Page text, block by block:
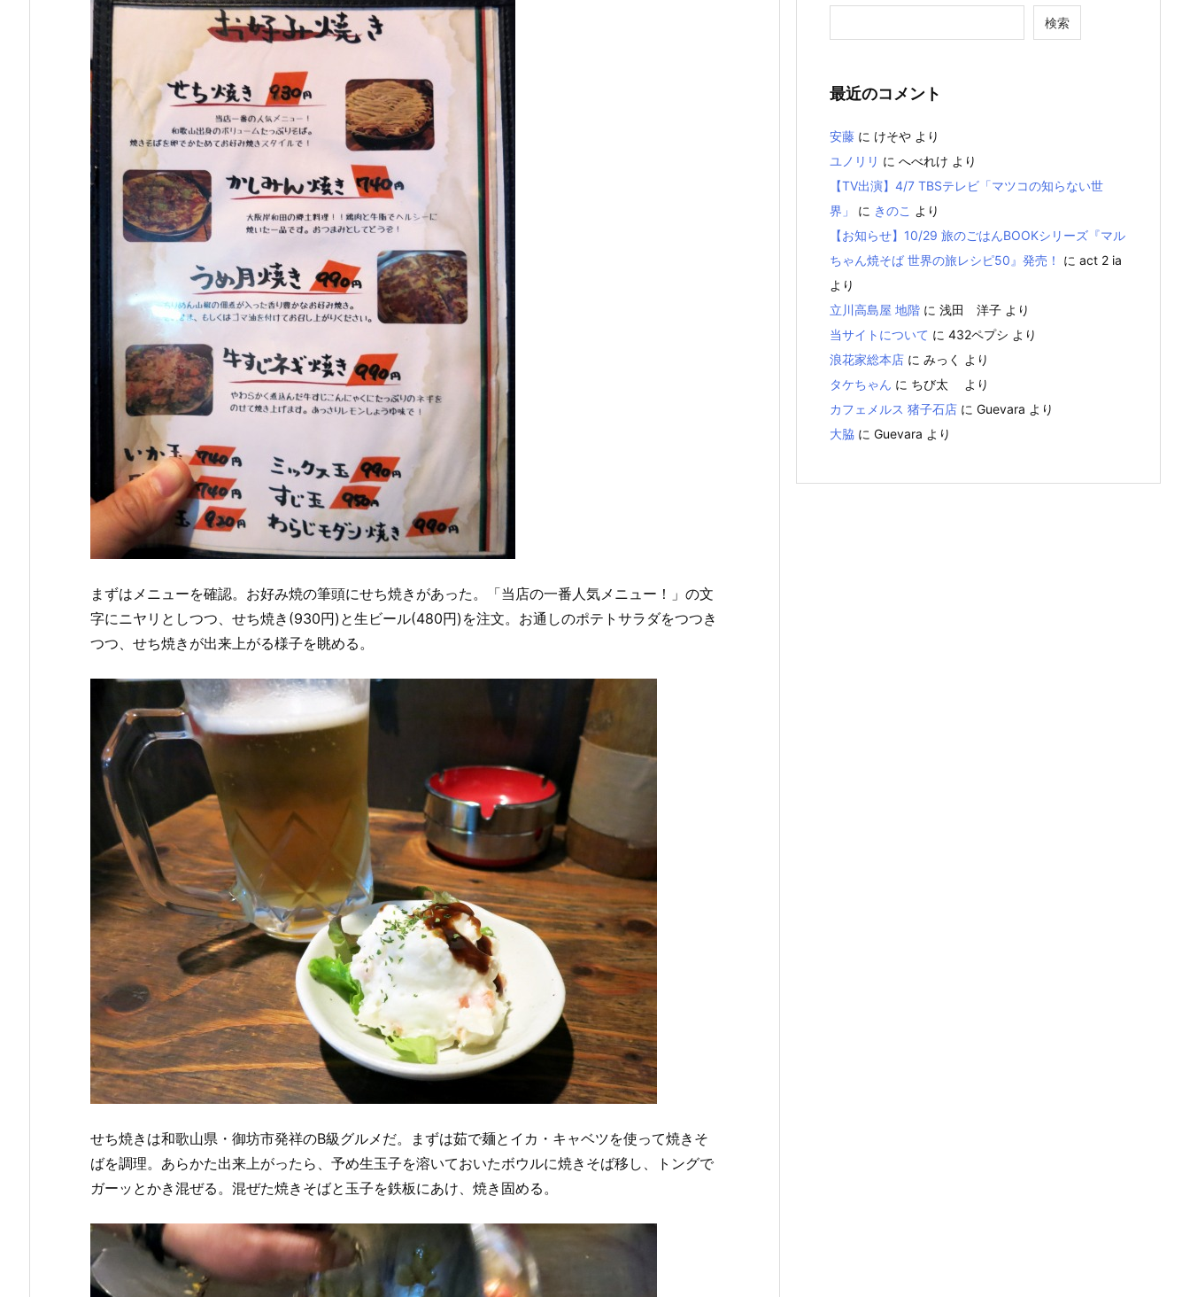
まずはメニューを確認。お好み焼の筆頭にせち焼きがあった。「当店の一番人気メニュー！」の文
字にニヤリとしつつ、せち焼き(930円)と生ビール(480円)を注文。お通しのポテトサラダをつつき
つつ、せち焼きが出来上がる様子を眺める。
せち焼きは和歌山県・御坊市発祥のB級グルメだ。まずは茹で麺とイカ・キャベツを使って焼きそ
ばを調理。あらかた出来上がったら、予め生玉子を溶いておいたボウルに焼きそば移し、トングで
ガーッとかき混ぜる。混ぜた焼きそばと玉子を鉄板にあけ、焼き固める。
検索
最近のコメント
安藤 に けそや より
ユノリリ に へべれけ より
【TV出演】4/7 TBSテレビ「マツコの知らない世
界」
に きのこ より
【お知らせ】10/29 旅のごはんBOOKシリーズ『マル
ちゃん焼そば 世界の旅レシピ50』発売！
に act 2 ia
より
立川高島屋 地階 に 浅田 洋子 より
当サイトについて に 432ペプシ より
浪花家総本店 に みっく
より
タケちゃん に ちび太
より
カフェメルス 猪子石店 に Guevara より
大脇 に Guevara より